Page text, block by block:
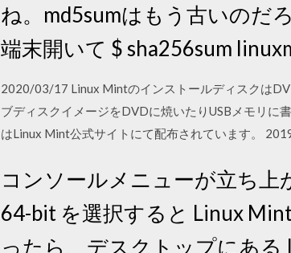
ね。md5sumはもう古いのだ
端末開いて $ sha256sum
2020/03/17 Linux Mintのインストールディスクは
ブディスクイメージをDVDに焼いたりUSBメモリに
はLinux Mint公式サイトにて配布されています。
コンソールメニューが立ち
64-bit を選択すると Linux
ったら、デスクトップにある